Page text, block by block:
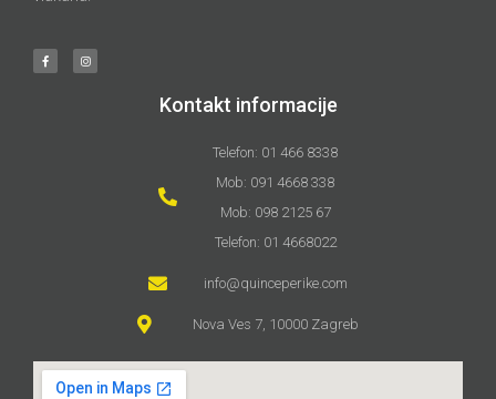
Kontakt informacije
Telefon: 01 466 8338
Mob: 091 4668 338
Mob: 098 2125 67
Telefon: 01 4668022
info@quinceperike.com
Nova Ves 7, 10000 Zagreb